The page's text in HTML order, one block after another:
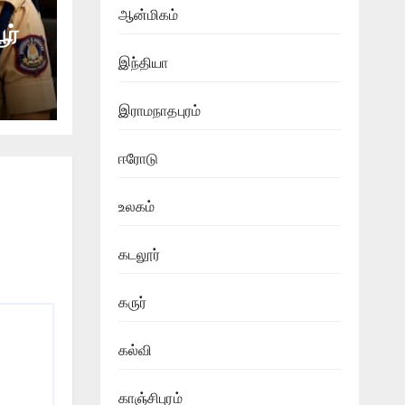
ஆன்மிகம்
இந்தியா
இராமநாதபுரம்
ஈரோடு
உலகம்
கடலூர்
கருர்
கல்வி
காஞ்சிபுரம்